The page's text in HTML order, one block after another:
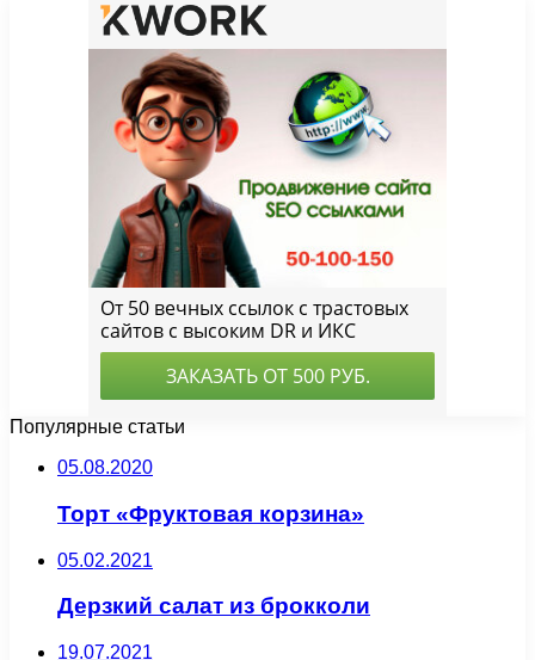
Популярные статьи
05.08.2020
Торт «Фруктовая корзина»
05.02.2021
Дерзкий салат из брокколи
19.07.2021